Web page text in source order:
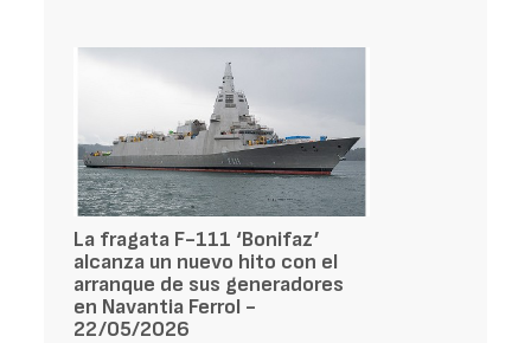
La fragata F-111 ‘Bonifaz’
alcanza un nuevo hito con el
arranque de sus generadores
en Navantia Ferrol -
22/05/2026